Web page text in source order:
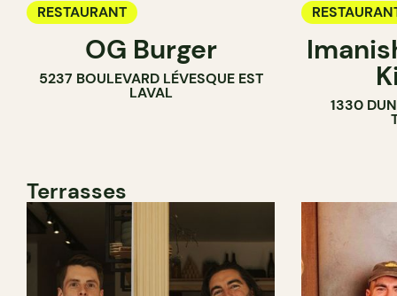
RESTAURANT
OG Burger
5237 BOULEVARD LÉVESQUE EST
LAVAL
1330
Terrasses